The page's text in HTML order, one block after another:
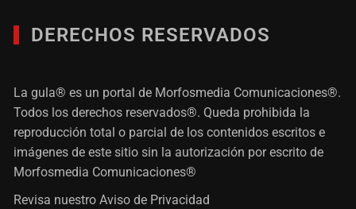
DERECHOS RESERVADOS
La gula® es un portal de Morfosmedia Comunicaciones®.
Todos los derechos reservados®. Queda prohibida la
reproducción total o parcial de los contenidos escritos e
imágenes de este sitio sin la autorización por escrito de
Morfosmedia Comunicaciones®
Revisa nuestroAviso de Privacidad